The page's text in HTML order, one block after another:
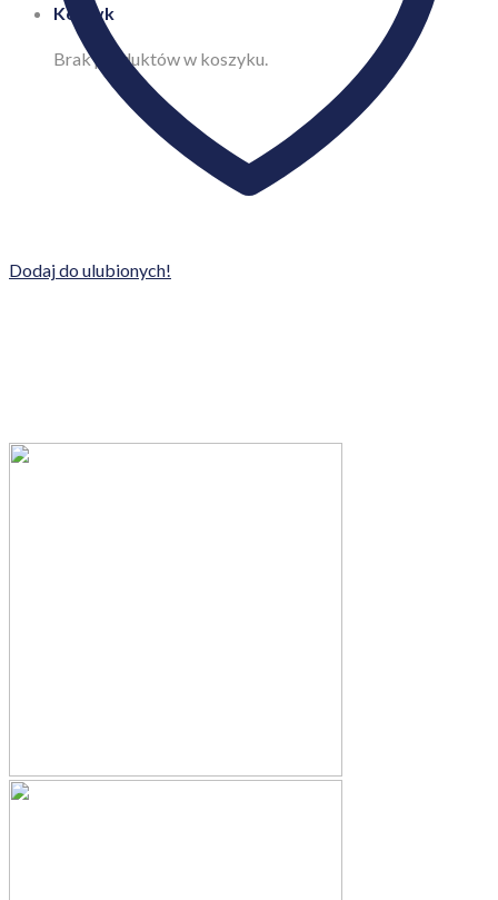
Koszyk
Brak produktów w koszyku.
Dodaj do ulubionych!